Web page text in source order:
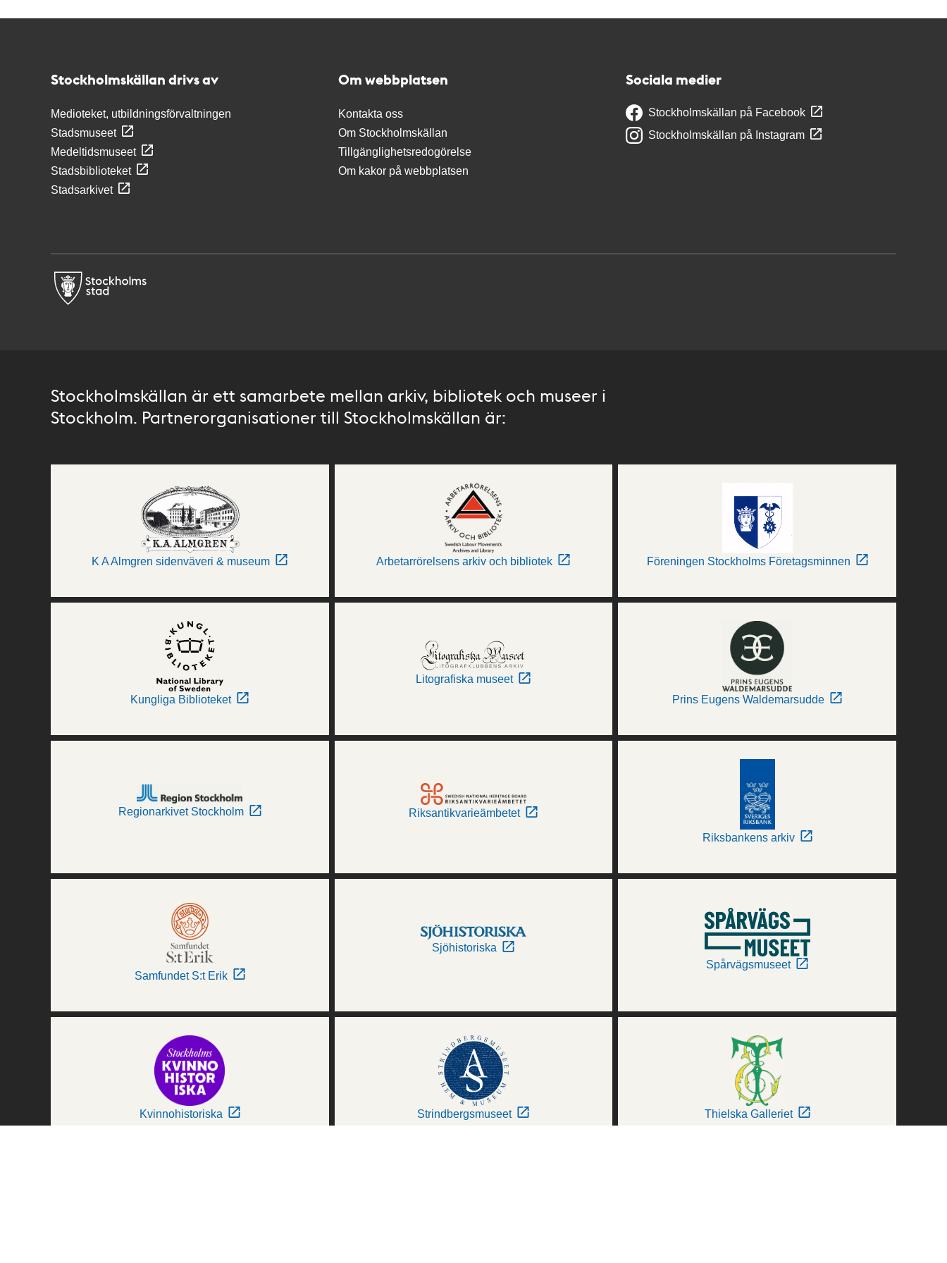
Stockholmskällan drivs av
Medioteket, utbildningsförvaltningen
Stadsmuseet
Medeltidsmuseet
Stadsbiblioteket
Stadsarkivet
Om webbplatsen
Kontakta oss
Om Stockholmskällan
Tillgänglighetsredogörelse
Om kakor på webbplatsen
Sociala medier
Stockholmskällan på Facebook
Stockholmskällan på Instagram
Stockholmskällan är ett samarbete mellan arkiv, bibliotek och museer i
Stockholm. Partnerorganisationer till Stockholmskällan är:
K A Almgren sidenväveri & museum Arbetarrörelsens arkiv och bibliotek Föreningen Stockholms Företagsminnen
Kungliga Biblioteket
Litografiska museet
Prins Eugens Waldemarsudde
Regionarkivet Stockholm Riksantikvarieämbetet
Riksbankens arkiv
Samfundet S:t Erik
Sjöhistoriska
Spårvägsmuseet
Kvinnohistoriska Strindbergsmuseet Thielska Galleriet